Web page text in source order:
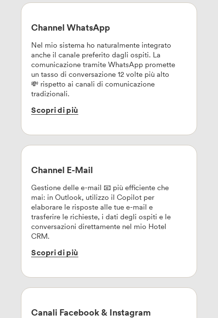
Channel WhatsApp
Nel mio sistema ho naturalmente integrato
anche il canale preferito dagli ospiti. La
comunicazione tramite WhatsApp promette
un tasso di conversazione 12 volte più alto
💸 rispetto ai canali di comunicazione
tradizionali.
Scopridi più
Channel E-Mail
Gestione delle e-mail 📧 più efficiente che
mai: in Outlook, utilizzo il Copilot per
elaborare le risposte alle tue e-mail e
trasferire le richieste, i dati degli ospiti e le
conversazioni direttamente nel mio Hotel
CRM.
Scopridi più
Canali Facebook & Instagram